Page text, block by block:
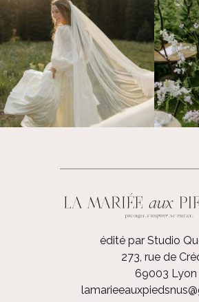
édité par Studio
273, rue de
69003 Lyon